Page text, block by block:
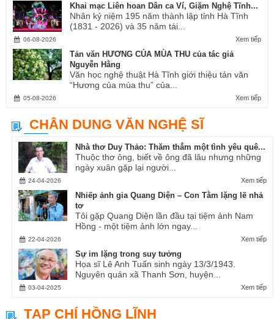
Khai mạc Liên hoan Dân ca Ví, Giặm Nghệ Tĩnh...
Nhân kỷ niệm 195 năm thành lập tỉnh Hà Tĩnh
(1831 - 2026) và 35 năm tái...
Xem tiếp
06-08-2026
Tản văn HƯƠNG CỦA MÙA THU của tác giả
Nguyễn Hằng
Văn học nghệ thuật Hà Tĩnh giới thiệu tản văn
“Hương của mùa thu” của...
Xem tiếp
05-08-2026
CHÂN DUNG VĂN NGHỆ SĨ
Nhà thơ Duy Thảo: Thăm thẳm một tình yêu quê...
Thuộc thơ ông, biết về ông đã lâu nhưng những
ngày xuân gặp lại người...
Xem tiếp
24-04-2026
Nhiếp ảnh gia Quang Diện – Con Tằm lặng lẽ nhả
tơ
Tôi gặp Quang Diện lần đầu tại tiệm ảnh Nam
Hồng - một tiệm ảnh lớn ngay...
Xem tiếp
22-04-2026
Sự im lặng trong suy tưởng
Họa sĩ Lê Anh Tuấn sinh ngày 13/3/1943.
Nguyên quán xã Thanh Sơn, huyện...
Xem tiếp
03-04-2025
TẠP CHÍ HỒNG LĨNH